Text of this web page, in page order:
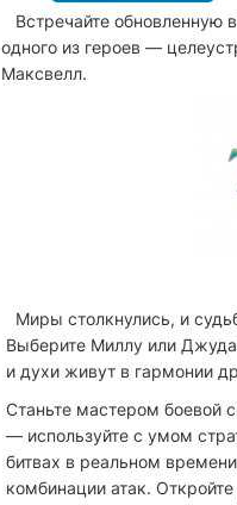
Встречайте обновленную
одного из героев —
Максвелл.
Миры столкнулись, и
Выберите Миллу или Джуда
и духи живут в гармонии
Станьте мастером боевой
— используйте с умом
битвах в реальном
комбинации атак.